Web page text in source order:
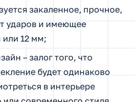
закаленное, прочное,
ударов и имеющее
12 мм;
– залог того, что
будет одинаково
в интерьере